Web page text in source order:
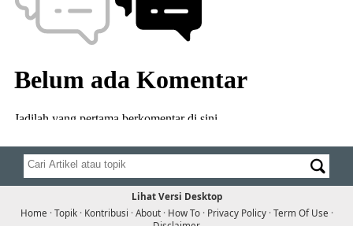
Lihat Versi Desktop
Home ·Topik· Kontribusi ·About· How To· Privacy Policy·Term Of Use ·